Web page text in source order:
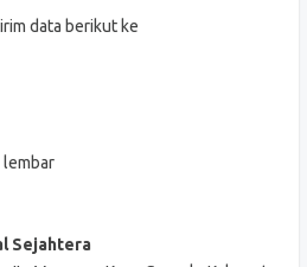
data berikut ke
lembar
Sejahtera